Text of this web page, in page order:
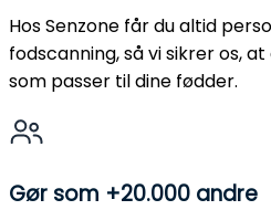
Hos Senzone får du altid
fodscanning, så vi sikrer os,
som passer til dine fødder.
Gør som +20.000 andre